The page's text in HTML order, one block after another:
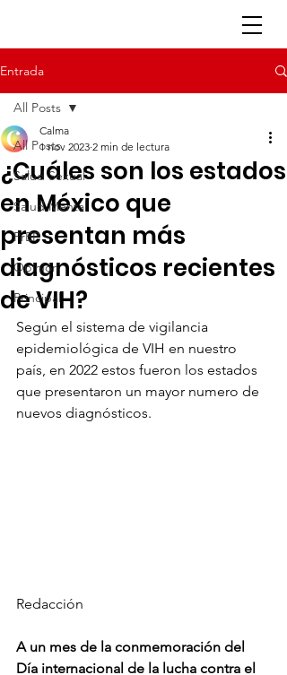
Entrada
All Posts
Salud Sexual
Salud Mental
PrEP
Opinión
Principal
All Posts
¿Cuáles son los estados
en México que
presentan más
diagnósticos recientes
de VIH?
Calma
1 nov 2023 2 min de lectura
Según el sistema de vigilancia
epidemiológica de VIH en nuestro
país, en 2022 estos fueron los estados
que presentaron un mayor numero de
nuevos diagnósticos.
Redacción
A un mes de la conmemoración del
Día internacional de la lucha contra el